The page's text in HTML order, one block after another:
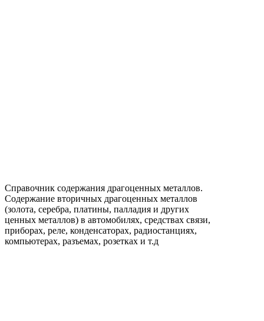
Справочник содержания драгоценных металлов.
Содержание вторичных драгоценных металлов
(золота, серебра, платины, палладия и других
ценных металлов) в автомобилях, средствах связи,
приборах, реле, конденсаторах, радиостанциях,
компьютерах, разъемах, розетках и т.д